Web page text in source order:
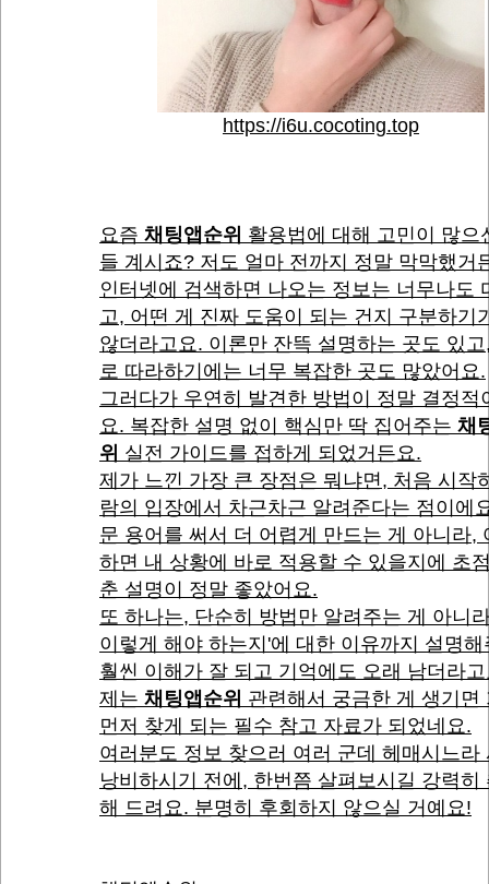
https://i6u.cocoting.top
요즘 채팅앱순위 활용법에 대해 고민이 많으
들 계시죠? 저도 얼마 전까지 정말 막막했거
인터넷에 검색하면 나오는 정보는 너무나도
고, 어떤 게 진짜 도움이 되는 건지 구분하기
않더라고요. 이론만 잔뜩 설명하는 곳도 있
로 따라하기에는 너무 복잡한 곳도 많았어요.
그러다가 우연히 발견한 방법이 정말 결정적
요. 복잡한 설명 없이 핵심만 딱 집어주는 채
위 실전 가이드를 접하게 되었거든요.
제가 느낀 가장 큰 장점은 뭐냐면, 처음 시작
람의 입장에서 차근차근 알려준다는 점이에
문 용어를 써서 더 어렵게 만드는 게 아니라,
하면 내 상황에 바로 적용할 수 있을지에 초
춘 설명이 정말 좋았어요.
또 하나는, 단순히 방법만 알려주는 게 아니
이렇게 해야 하는지'에 대한 이유까지 설명해
훨씬 이해가 잘 되고 기억에도 오래 남더라
제는 채팅앱순위 관련해서 궁금한 게 생기면
먼저 찾게 되는 필수 참고 자료가 되었네요.
여러분도 정보 찾으러 여러 군데 헤매시느라
낭비하시기 전에, 한번쯤 살펴보시길 강력히
해 드려요. 분명히 후회하지 않으실 거예요!